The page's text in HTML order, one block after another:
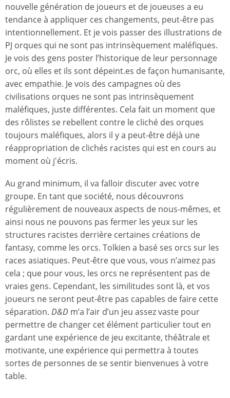
nouvelle génération de joueurs et de joueuses a eu
tendance à appliquer ces changements, peut-être pas
intentionnellement. Et je vois passer des illustrations de
PJ orques qui ne sont pas intrinsèquement maléfiques.
Je vois des gens poster l’historique de leur personnage
orc, où elles et ils sont dépeint.es de façon humanisante,
avec empathie. Je vois des campagnes où des
civilisations orques ne sont pas intrinsèquement
maléfiques, juste différentes. Cela fait un moment que
des rôlistes se rebellent contre le cliché des orques
toujours maléfiques, alors il y a peut-être déjà une
réappropriation de clichés racistes qui est en cours au
moment où j'écris.
Au grand minimum, il va falloir discuter avec votre
groupe. En tant que société, nous découvrons
régulièrement de nouveaux aspects de nous-mêmes, et
ainsi nous ne pouvons pas fermer les yeux sur les
structures racistes derrière certaines créations de
fantasy, comme les orcs. Tolkien a basé ses orcs sur les
races asiatiques. Peut-être que vous, vous n’aimez pas
cela ; que pour vous, les orcs ne représentent pas de
vraies gens. Cependant, les similitudes sont là, et vos
joueurs ne seront peut-être pas capables de faire cette
séparation. D&D m’a l’air d’un jeu assez vaste pour
permettre de changer cet élément particulier tout en
gardant une expérience de jeu excitante, théâtrale et
motivante, une expérience qui permettra à toutes
sortes de personnes de se sentir bienvenues à votre
table.